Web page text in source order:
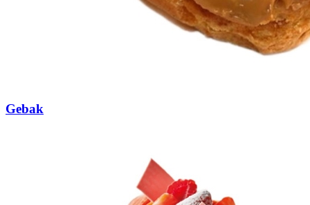
Gebak